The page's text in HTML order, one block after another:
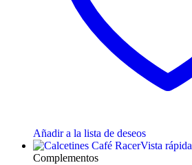
Añadir a la lista de deseos
Vista rápida
Complementos